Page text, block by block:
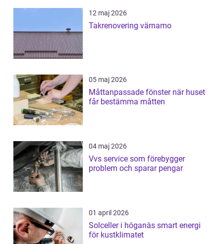
12 maj 2026
Takrenovering värnamo
05 maj 2026
Måttanpassade fönster när huset
får bestämma måtten
04 maj 2026
Vvs service som förebygger
problem och sparar pengar
01 april 2026
Solceller i höganäs smart energi
för kustklimatet